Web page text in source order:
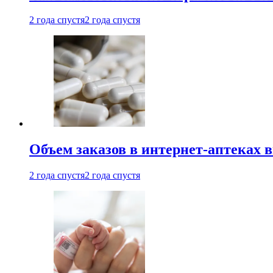
2 года спустя2 года спустя
Объем заказов в интернет-аптеках
2 года спустя2 года спустя